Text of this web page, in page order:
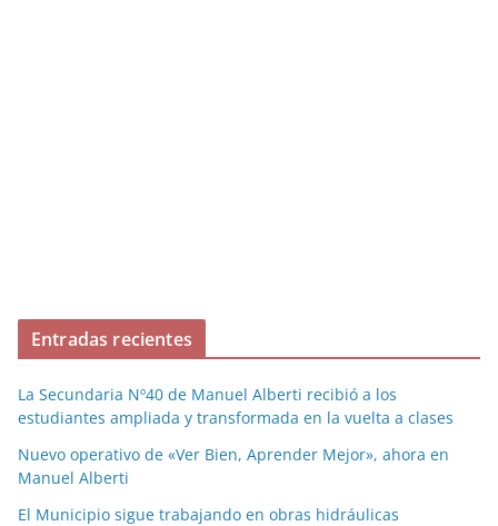
Entradas recientes
La Secundaria Nº40 de Manuel Alberti recibió a los
estudiantes ampliada y transformada en la vuelta a clases
Nuevo operativo de «Ver Bien, Aprender Mejor», ahora en
Manuel Alberti
El Municipio sigue trabajando en obras hidráulicas